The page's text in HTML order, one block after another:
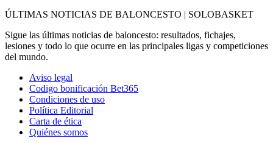
ÚLTIMAS NOTICIAS DE BALONCESTO | SOLOBASKET
Sigue las últimas noticias de baloncesto: resultados, fichajes,
lesiones y todo lo que ocurre en las principales ligas y competiciones
del mundo.
Aviso legal
Codigo bonificación Bet365
Condiciones de uso
Política Editorial
Carta de ética
Quiénes somos